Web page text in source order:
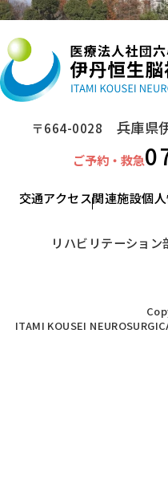
〒664-0028 兵庫県
ご予約・救急
交通アクセス関連施設個
リハビリテーション
ITAMI KOUSEI